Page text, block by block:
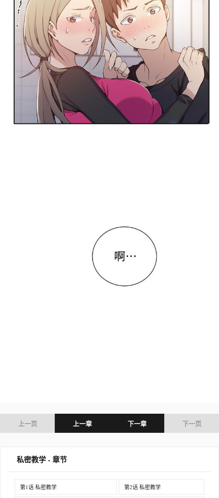
上一页 上一章 下一章 下一页
私密教学 - 章节
第1话 私密教学 第2话 私密教学